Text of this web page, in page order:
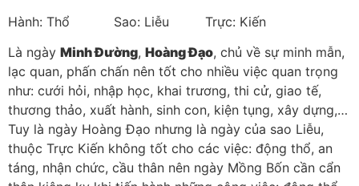
Hành: Thổ Sao: Liễu Trực: Kiến
Là ngày Minh Đường, Hoàng Đạo, chủ về sự minh mẫn,
lạc quan, phấn chấn nên tốt cho nhiều việc quan trọng
như: cưới hỏi, nhập học, khai trương, thi cử, giao tế,
thương thảo, xuất hành, sinh con, kiện tụng, xây dựng,…
Tuy là ngày Hoàng Đạo nhưng là ngày của sao Liễu,
thuộc Trực Kiến không tốt cho các việc: động thổ, an
táng, nhận chức, cầu thân nên ngày Mồng Bốn cần cẩn